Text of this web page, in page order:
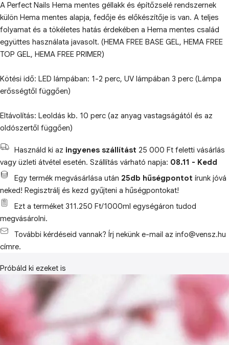
A Perfect Nails Hema mentes géllakk és építőzselé rendszernek
külön Hema mentes alapja, fedője és előkészítője is van. A teljes
folyamat és a tökéletes hatás érdekében a Hema mentes család
együttes használata javasolt. (HEMA FREE BASE GEL, HEMA FREE
TOP GEL, HEMA FREE PRIMER)
Kötési idő: LED lámpában: 1-2 perc, UV lámpában 3 perc (Lámpa
erősségtől függően)
Eltávolítás: Leoldás kb. 10 perc (az anyag vastagságától és az
oldószertől függően)
Használd ki az ingyenes szállítást 25 000 Ft feletti vásárlás
vagy üzleti átvétel esetén. Szállítás várható napja: 08.11 - Kedd
Egy termék megvásárlása után 25db hűségpontot írunk jóvá
neked! Regisztrálj és kezd gyűjteni a hűségpontokat!
Ezt a terméket 311.250 Ft/1000ml egységáron tudod
megvásárolni.
További kérdéseid vannak? Írj nekünk e-mail az info@vensz.hu
címre.
Próbáld ki ezeket is